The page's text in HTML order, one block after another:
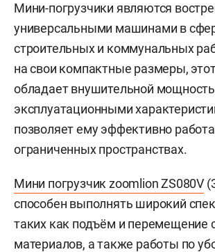
Мини-погрузчики являются
универсальными машинами в
строительных и коммунальных
на свои компактные размеры,
обладает внушительной
эксплуатационными
позволяет ему эффективно
ограниченных пространствах.
Мини погрузчик zoomlion ZS080V
способен выполнять широкий
таких как подъём и перемещение
материалов, а также работы по